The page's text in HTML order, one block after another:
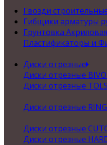
Гвозди
Гибщики арматуры
Грунтовка
Пластификаторы и
Диски отрезные
Диски отрезные
Диски отрезные
Диски отрезные RING
Диски отрезные
Диски отрезные